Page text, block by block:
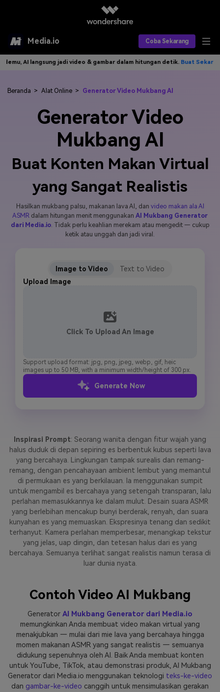
Media.io Coba Sekarang
Alat AI
AI Video
AI Gambar
AI Audio
Model AI yang Didukung
Produk AI
Asisten Video AI
Editor Video AI
Editor Gambar AI
Efek Video
Efek Foto
Panduan Pengguna Apa yang Baru
Tips & Tutorial AI
Harga
Masuk
langsung jadi video & gambar dalam hitungan detik.Buat Sekarang>>
Beranda > Alat Online > Generator Video Mukbang AI
Generator Video
Mukbang AI
Buat Konten Makan Virtual
yang Sangat Realistis
Hasilkan mukbang palsu, makanan lava AI, dan video makan ala AI
ASMR dalam hitungan menit menggunakan AI Mukbang Generator
dari Media.io. Tidak perlu keahlian merekam atau mengedit — cukup
ketik atau unggah dan jadi viral.
Image to Video
Text to Video
Upload Image
Click To Upload An Image
Support upload format: jpg, png, jpeg, webp, gif, heic
images up to 50 MB, with a minimum width/height of 300 px.
Generate Now
Inspirasi Prompt: Seorang wanita dengan fitur wajah yang
halus duduk di depan sepiring es berbentuk kubus seperti lava
yang bercahaya. Lingkungan tampak surealis dan remang-
remang, dengan pencahayaan ambient lembut yang memantul
di permukaan es yang berkilauan. Ia menggunakan sumpit
untuk mengambil es bercahaya yang setengah transparan, lalu
perlahan memasukkannya ke dalam mulut. Desain suara ASMR
yang berlebihan mencakup bunyi berderak, renyah, dan suara
kunyahan es yang memuaskan. Ekspresinya tenang dan sedikit
terhanyut. Kamera perlahan memperbesar, menangkap tekstur
yang jelas, uap dingin, dan tetesan halus dari es yang
bercahaya. Semuanya terlihat sangat realistis namun terasa di
luar dunia nyata.
Contoh Video AI Mukbang
Generator AI Mukbang Generator dari Media.io
memungkinkan Anda membuat video makan virtual yang
menakjubkan — mulai dari mie lava yang bercahaya hingga
momen makanan ASMR yang sangat realistis — semuanya
didukung sepenuhnya oleh AI. Baik Anda membuat konten
untuk YouTube, TikTok, atau demonstrasi produk, AI Mukbang
Generator dari Media.io menggunakan teknologi teks-ke-video
dan gambar-ke-video canggih untuk mensimulasikan gerakan